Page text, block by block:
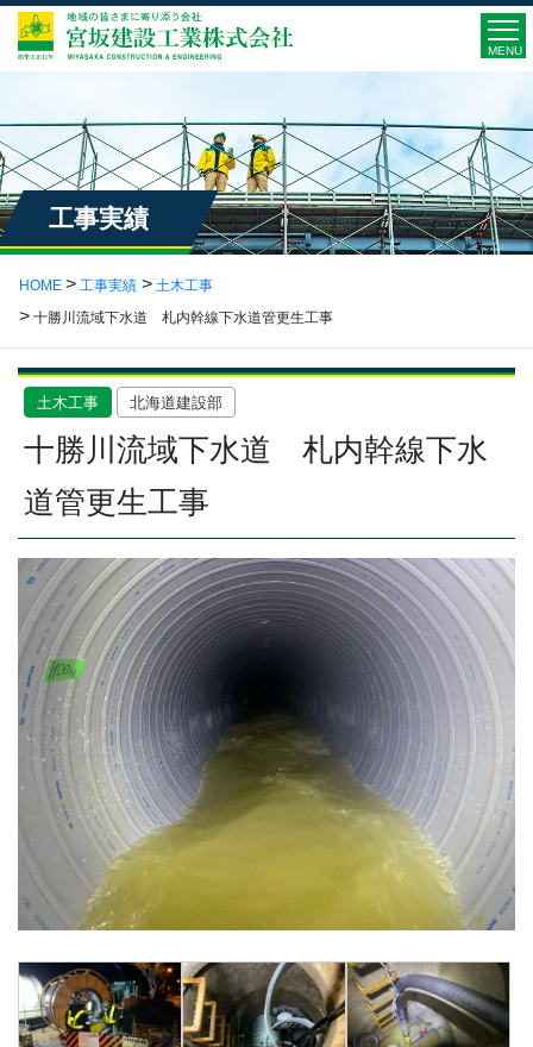
MENU
工事実績
HOME 工事実績
土木工事
十勝川流域下水道 札内幹線下水道管更生工事
土木工事 北海道建設部
十勝川流域下水道 札内幹線下水
道管更生工事